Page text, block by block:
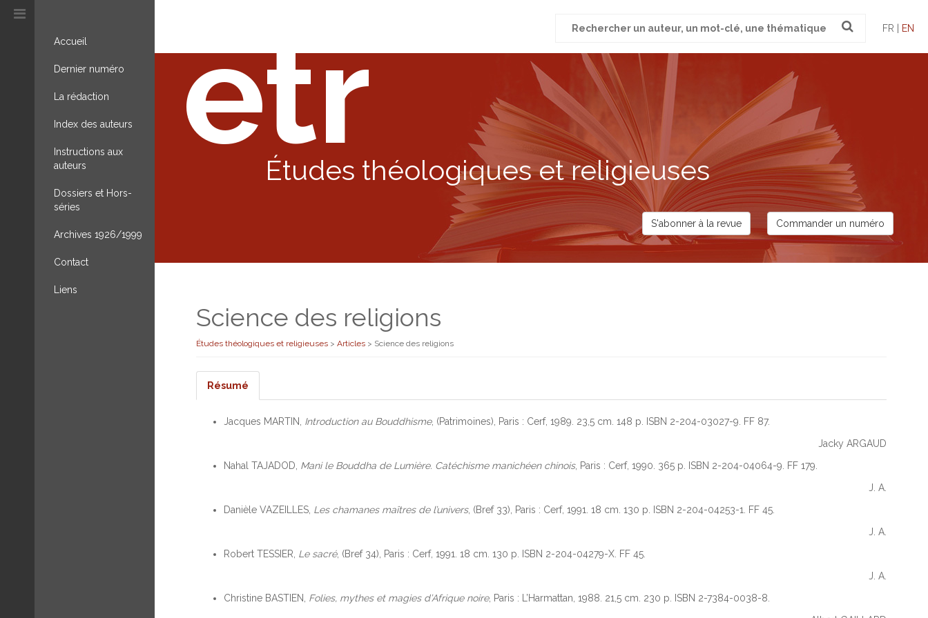
Accueil
Dernier numéro
La rédaction
Index des auteurs
Instructions aux
auteurs
Dossiers et Hors-
séries
Archives 1926/1999
Contact
Liens
pour
FR | EN
etr
Études théologiques et religieuses
S'abonner à la revue Commander un numéro
Science des religions
Études théologiques et religieuses > Articles > Science des religions
Résumé
Jacques MARTIN, Introduction au Bouddhisme, (Patrimoines), Paris : Cerf, 1989. 23,5 cm. 148 p. ISBN 2-204-03027-9. FF 87.
Jacky ARGAUD
Nahal TAJADOD, Mani le Bouddha de Lumière. Catéchisme manichéen chinois, Paris : Cerf, 1990. 365 p. ISBN 2-204-04064-9. FF 179.
J. A.
Danièle VAZEILLES, Les chamanes maîtres de l’univers, (Bref 33), Paris : Cerf, 1991. 18 cm. 130 p. ISBN 2-204-04253-1. FF 45.
J. A.
Robert TESSIER, Le sacré, (Bref 34), Paris : Cerf, 1991. 18 cm. 130 p. ISBN 2-204-04279-X. FF 45.
J. A.
Christine BASTIEN, Folies, mythes et magies d’Afrique noire, Paris : L’Harmattan, 1988. 21,5 cm. 230 p. ISBN 2-7384-0038-8.